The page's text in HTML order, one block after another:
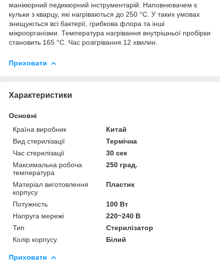
манікюрний педикюрний інструментарій. Наповнювачем є
кульки з кварцу, які нагріваються до 250 °C. У таких умовах
знищуються всі бактерії, грибкова флора та інші
мікроорганізми. Температура нагрівання внутрішньої пробірки
становить 165 °C. Час розігрівання 12 хвилин.
Приховати
Характеристики
Основні
Країна виробник
Китай
Вид стерилізації
Термічна
Час стерилізації
30 сек
Максимальна робоча
температура
250 град.
Матеріал виготовлення
корпусу
Пластик
Потужність
100 Вт
Напруга мережі
220~240 В
Тип
Стерилізатор
Колір корпусу
Білий
Приховати